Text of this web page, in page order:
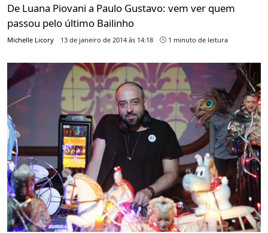
De Luana Piovani a Paulo Gustavo: vem ver quem
passou pelo último Bailinho
Michelle Licory 13 de janeiro de 2014 às 14:18 1 minuto de leitura